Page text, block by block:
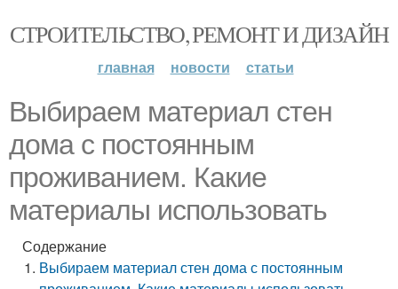
СТРОИТЕЛЬСТВО, РЕМОНТ И ДИЗАЙН
главная новости статьи
Выбираем материал стен
дома с постоянным
проживанием. Какие
материалы использовать
Содержание
Выбираем материал стен дома с постоянным